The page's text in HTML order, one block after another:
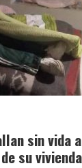
sin vida a
su vivienda